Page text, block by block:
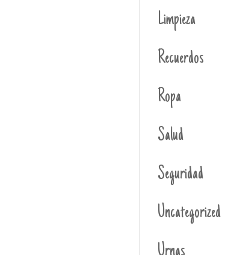
Limpieza
Recuerdos
Ropa
Salud
Seguridad
Uncategorized